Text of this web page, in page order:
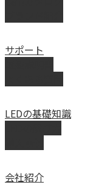
サポート
LEDの基礎知識
会社紹介